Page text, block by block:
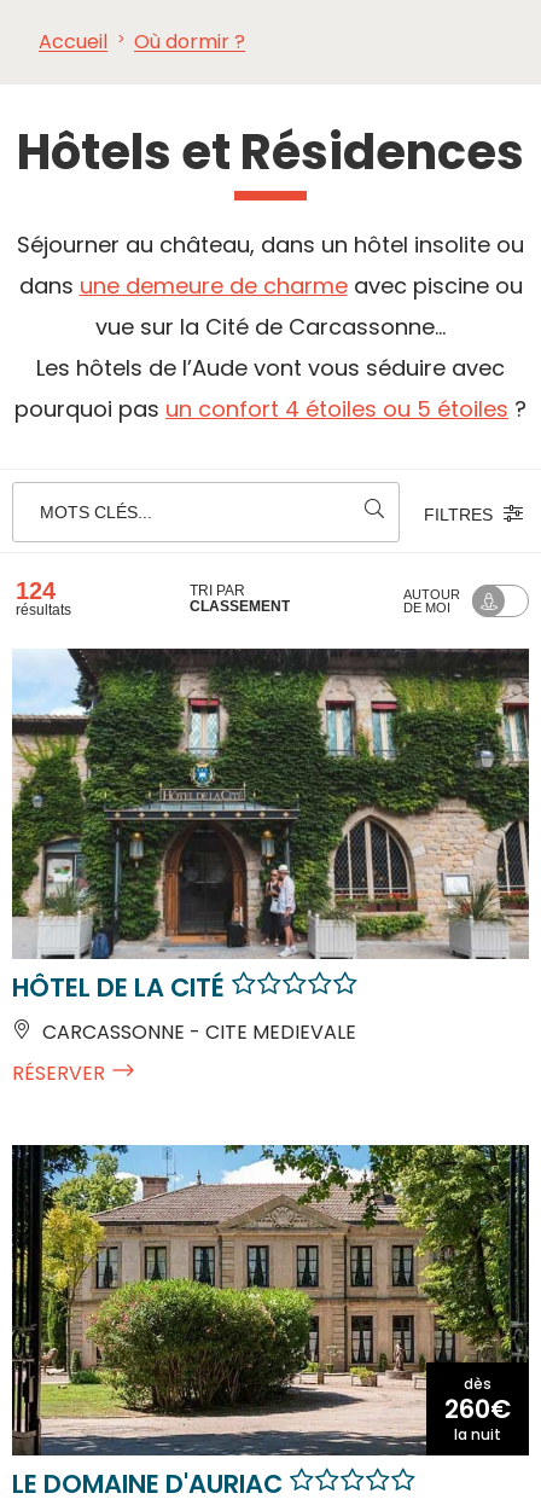
Accueil Où dormir ?
Hôtels et Résidences
Séjourner au château, dans un hôtel insolite ou
dans une demeure de charmeavec piscine ou
vue sur la Cité de Carcassonne...
Les hôtels de l’Aude vont vous séduire avec
pourquoi pas un confort 4 étoiles ou 5 étoiles ?
MOTS CLÉS... FILTRES
124
résultats
TRI PAR
CLASSEMENT
AUTOUR
DE MOI
HÔTEL DE LA CITÉ
CARCASSONNE - CITE MEDIEVALE
RÉSERVER
dès
260€
la nuit
LE DOMAINE D'AURIAC